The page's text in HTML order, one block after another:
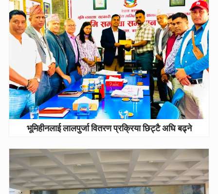
भूमिहीनलाई लालपुर्जा वितरण प्रक्रिया छिट्टै अघि बढ्ने